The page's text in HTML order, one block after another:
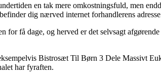
en tak mere omkostningsfuld, men
dig nærved internet forhandlerens
få dage, og herved er det selvsagt
Bistrosæt Til Børn 3 Dele Massivt
har fyraften.